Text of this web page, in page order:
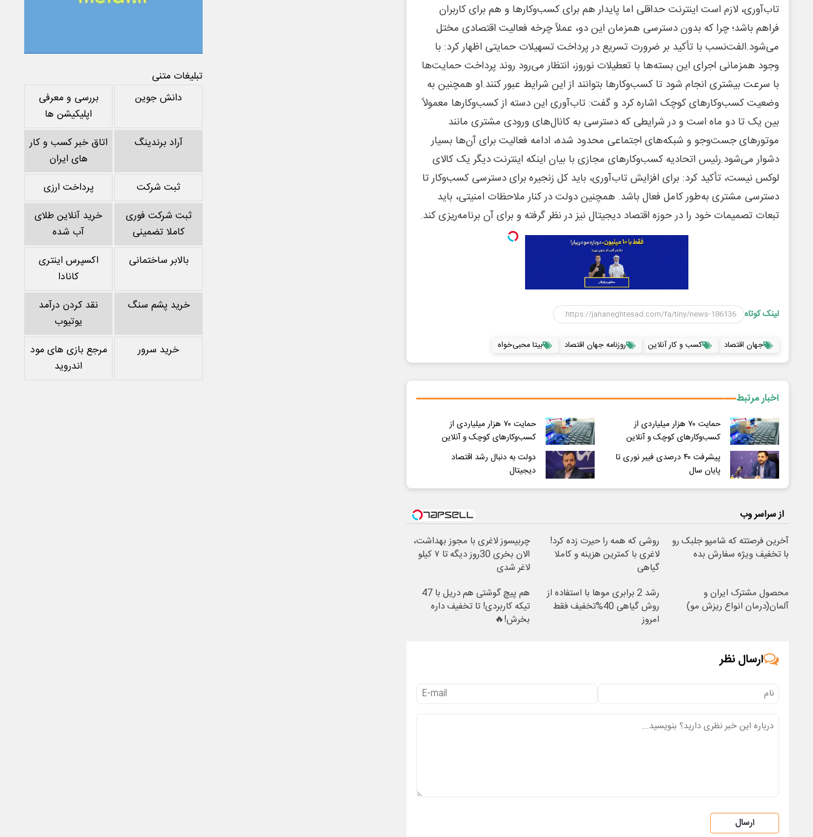
تاب‌آوری، لازم است اینترنت حداقلی اما پایدار هم برای کسب‌وکارها و هم برای کاربران
فراهم باشد؛ چرا که بدون دسترسی همزمان این دو، عملاً چرخه فعالیت اقتصادی مختل
می‌شود.الفت‌نسب با تأکید بر ضرورت تسریع در پرداخت تسهیلات حمایتی اظهار کرد: با
وجود همزمانی اجرای این بسته‌ها با تعطیلات نوروز، انتظار می‌رود روند پرداخت حمایت‌ها
با سرعت بیشتری انجام شود تا کسب‌وکارها بتوانند از این شرایط عبور کنند.او همچنین به
وضعیت کسب‌وکارهای کوچک اشاره کرد و گفت: تاب‌آوری این دسته از کسب‌وکارها معمولاً
بین یک تا دو ماه است و در شرایطی که دسترسی به کانال‌های ورودی مشتری مانند
موتورهای جست‌وجو و شبکه‌های اجتماعی محدود شده، ادامه فعالیت برای آن‌ها بسیار
دشوار می‌شود.رئیس اتحادیه کسب‌وکارهای مجازی با بیان اینکه اینترنت دیگر یک کالای
لوکس نیست، تأکید کرد: برای افزایش تاب‌آوری، باید کل زنجیره برای دسترسی کسب‌وکار تا
دسترسی مشتری به‌طور کامل فعال باشد. همچنین دولت در کنار ملاحظات امنیتی، باید
تبعات تصمیمات خود را در حوزه اقتصاد دیجیتال نیز در نظر گرفته و برای آن برنامه‌ریزی کند.
لینک کوتاه
جهان اقتصاد کسب و کار آنلاین روزنامه جهان اقتصاد بیتا محبی‌خواه
اخبار مرتبط
حمایت ۷۰ هزار میلیاردی از
کسب‌وکارهای کوچک و آنلاین
حمایت ۷۰ هزار میلیاردی از
کسب‌وکارهای کوچک و آنلاین
پیشرفت ۴۰ درصدی فیبر نوری تا
پایان سال
دولت به دنبال رشد اقتصاد
دیجیتال
از سراسر وب
آخرین فرصتته که شامپو جلبک رو
با تخفیف ویژه سفارش بده
روشی که همه را حیرت زده کرد!
لاغری با کمترین هزینه و کاملا
گیاهی
چربیسوز لاغری با مجوز بهداشت،
الان بخری 30روز دیگه تا ۷ کیلو
لاغر شدی
محصول مشترک ایران و
آلمان(درمان انواع ریزش مو)
رشد 2 برابری موها با استفاده از
روش گیاهی 40%تخفیف فقط
امروز
هم پیچ گوشتی هم دریل با 47
تیکه کاربردی! تا تخفیف داره
بخرش!🔥
ارسال نظر
ارسال
تبلیغات متنی
دانش جوین
بررسی و معرفی
اپلیکیشن ها
آراد برندینگ
اتاق خبر کسب و کار
های ایران
ثبت شرکت
پرداخت ارزی
ثبت شرکت فوری
کاملا تضمینی
خرید آنلاین طلای
آب شده
بالابر ساختمانی
اکسپرس اینتری
کانادا
خرید پشم سنگ
نقد کردن درآمد
یوتیوب
خرید سرور
مرجع بازی های مود
اندروید